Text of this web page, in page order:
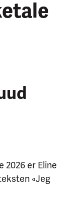
2026 er Eline
«Jeg